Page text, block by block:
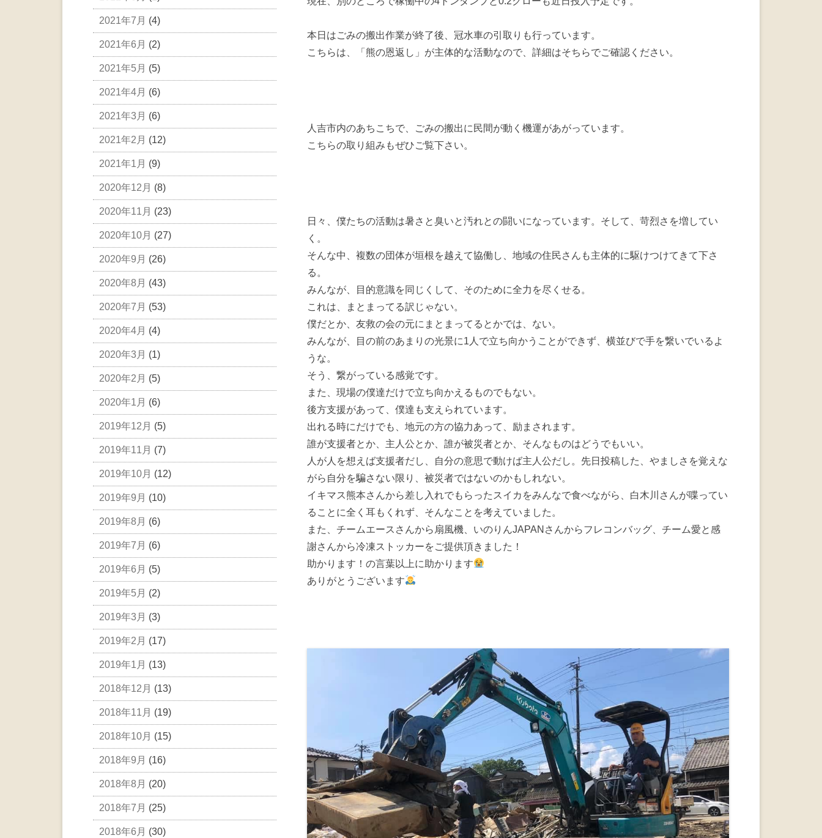
本日はごみの搬出作業が終了後、冠水車の引取りも行っています。
こちらは、「熊の恩返し」が主体的な活動なので、詳細はそちらでご確認ください。
人吉市内のあちこちで、ごみの搬出に民間が動く機運があがっています。
こちらの取り組みもぜひご覧下さい。
日々、僕たちの活動は暑さと臭いと汚れとの闘いになっています。そして、苛烈さを増してい
く。
そんな中、複数の団体が垣根を越えて協働し、地域の住民さんも主体的に駆けつけてきて下さ
る。
みんなが、目的意識を同じくして、そのために全力を尽くせる。
これは、まとまってる訳じゃない。
僕だとか、友救の会の元にまとまってるとかでは、ない。
みんなが、目の前のあまりの光景に1人で立ち向かうことができず、横並びで手を繋いでいるよ
うな。
そう、繋がっている感覚です。
また、現場の僕達だけで立ち向かえるものでもない。
後方支援があって、僕達も支えられています。
出れる時にだけでも、地元の方の協力あって、励まされます。
誰が支援者とか、主人公とか、誰が被災者とか、そんなものはどうでもいい。
人が人を想えば支援者だし、自分の意思で動けば主人公だし。先日投稿した、やましさを覚えな
がら自分を騙さない限り、被災者ではないのかもしれない。
イキマス熊本さんから差し入れでもらったスイカをみんなで食べながら、白木川さんが喋ってい
ることに全く耳もくれず、そんなことを考えていました。
また、チームエースさんから扇風機、いのりんJAPANさんからフレコンバッグ、チーム愛と感
謝さんから冷凍ストッカーをご提供頂きました！
助かります！の言葉以上に助かります
ありがとうございます
2021年7月 (4)
2021年6月 (2)
2021年5月 (5)
2021年4月 (6)
2021年3月 (6)
2021年2月 (12)
2021年1月 (9)
2020年12月 (8)
2020年11月 (23)
2020年10月 (27)
2020年9月 (26)
2020年8月 (43)
2020年7月 (53)
2020年4月 (4)
2020年3月 (1)
2020年2月 (5)
2020年1月 (6)
2019年12月 (5)
2019年11月 (7)
2019年10月 (12)
2019年9月 (10)
2019年8月 (6)
2019年7月 (6)
2019年6月 (5)
2019年5月 (2)
2019年3月 (3)
2019年2月 (17)
2019年1月 (13)
2018年12月 (13)
2018年11月 (19)
2018年10月 (15)
2018年9月 (16)
2018年8月 (20)
2018年7月 (25)
2018年6月 (30)